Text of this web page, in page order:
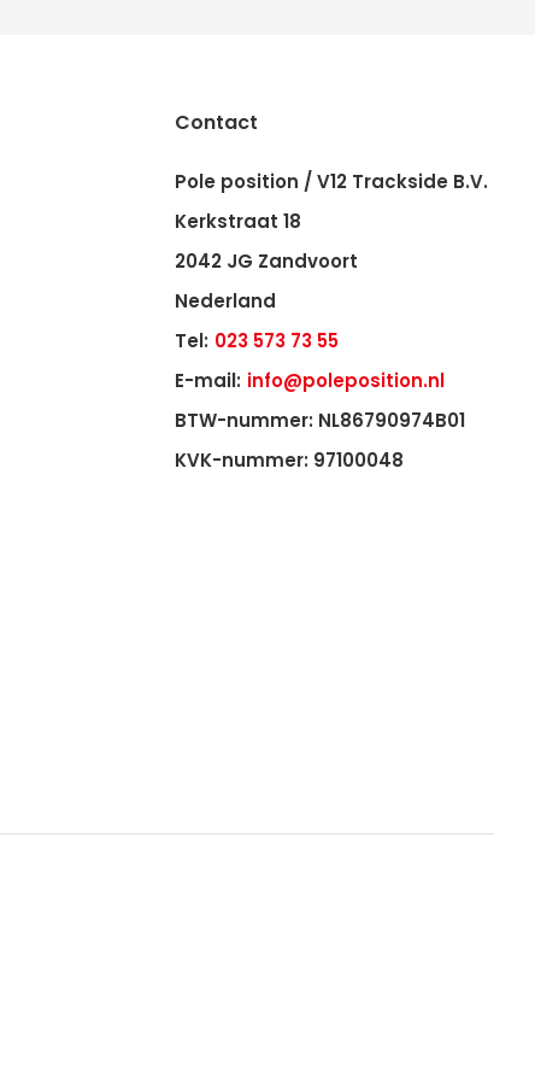
Contact
Pole position / V12 Trackside B.V.
Kerkstraat 18
2042 JG Zandvoort
Nederland
Tel: 023 573 73 55
E-mail: info@poleposition.nl
BTW-nummer: NL86790974B01
KVK-nummer: 97100048